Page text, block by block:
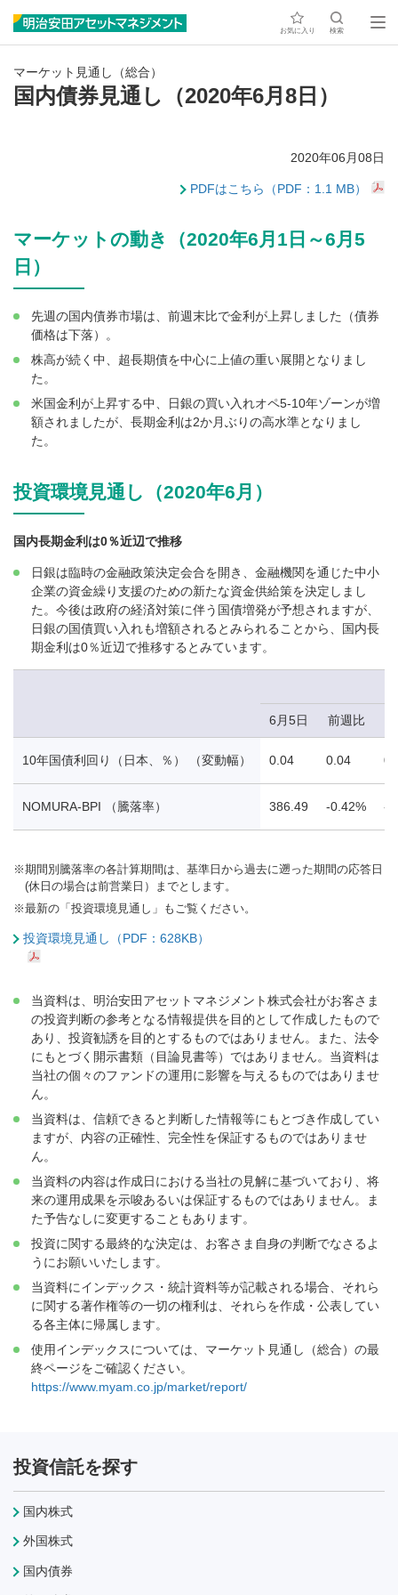
お気に入り 検索
マーケット見通し（総合）
国内債券見通し（2020年6月8日）
2020年06月08日
PDFはこちら（PDF：1.1 MB）
マーケットの動き（2020年6月1日～6月5
日）
先週の国内債券市場は、前週末比で金利が上昇しました（債券
価格は下落）。
株高が続く中、超長期債を中心に上値の重い展開となりまし
た。
米国金利が上昇する中、日銀の買い入れオペ5-10年ゾーンが増
額されましたが、長期金利は2か月ぶりの高水準となりまし
た。
投資環境見通し（2020年6月）
国内長期金利は0％近辺で推移
日銀は臨時の金融政策決定会合を開き、金融機関を通じた中小
企業の資金繰り支援のための新たな資金供給策を決定しまし
た。今後は政府の経済対策に伴う国債増発が予想されますが、
日銀の国債買い入れも増額されるとみられることから、国内長
期金利は0％近辺で推移するとみています。
6月5日 前週比
10年国債利回り（日本、％） （変動幅） 0.04 0.04
NOMURA-BPI （騰落率） 386.49 -0.42% -
※期間別騰落率の各計算期間は、基準日から過去に遡った期間の応答日
(休日の場合は前営業日）までとします。
※最新の「投資環境見通し」もご覧ください。
投資環境見通し（PDF：628KB）
当資料は、明治安田アセットマネジメント株式会社がお客さま
の投資判断の参考となる情報提供を目的として作成したもので
あり、投資勧誘を目的とするものではありません。また、法令
にもとづく開示書類（目論見書等）ではありません。当資料は
当社の個々のファンドの運用に影響を与えるものではありませ
ん。
当資料は、信頼できると判断した情報等にもとづき作成してい
ますが、内容の正確性、完全性を保証するものではありませ
ん。
当資料の内容は作成日における当社の見解に基づいており、将
来の運用成果を示唆あるいは保証するものではありません。ま
た予告なしに変更することもあります。
投資に関する最終的な決定は、お客さま自身の判断でなさるよ
うにお願いいたします。
当資料にインデックス・統計資料等が記載される場合、それら
に関する著作権等の一切の権利は、それらを作成・公表してい
る各主体に帰属します。
使用インデックスについては、マーケット見通し（総合）の最
終ページをご確認ください。
https://www.myam.co.jp/market/report/
投資信託を探す
国内株式
外国株式
国内債券